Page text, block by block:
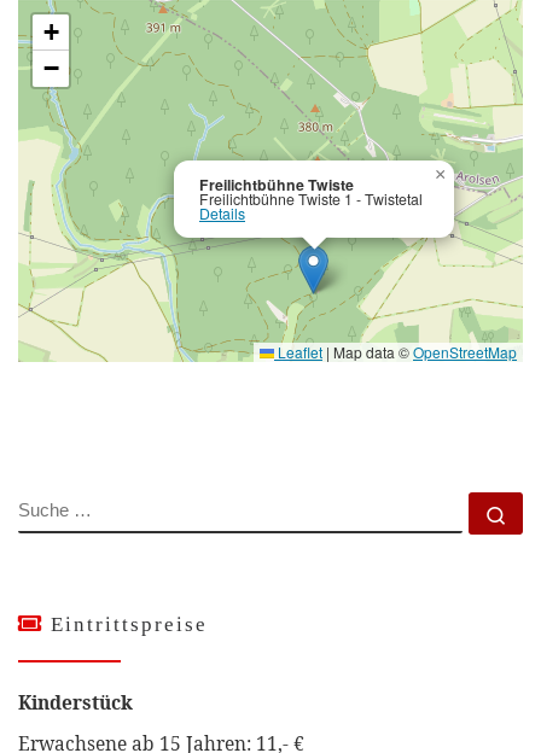
Freilichtbühne Twiste
Freilichtbühne Twiste 1 - Twistetal
Details
×
+
−
Leaflet | Map data ©OpenStreetMap
SUCHE
Eintrittspreise
Kinderstück
Erwachsene ab 15 Jahren: 11,- €